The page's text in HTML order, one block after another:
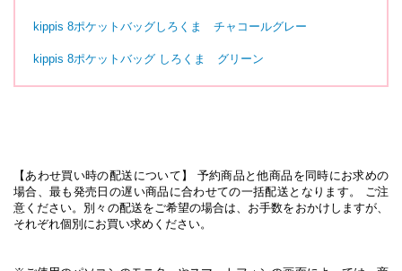
kippis 8ポケットバッグしろくま チャコールグレー
kippis 8ポケットバッグ しろくま グリーン
【あわせ買い時の配送について】 予約商品と他商品を同時にお求めの
場合、最も発売日の遅い商品に合わせての一括配送となります。 ご注
意ください。別々の配送をご希望の場合は、お手数をおかけしますが、
それぞれ個別にお買い求めください。